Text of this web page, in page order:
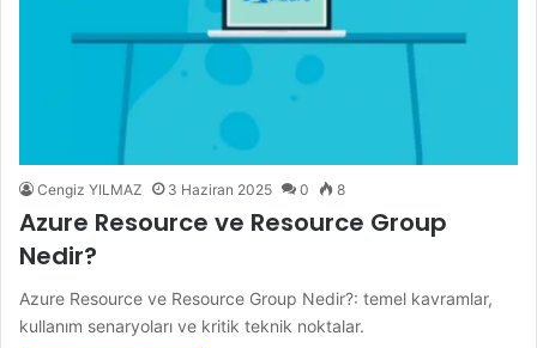
Cengiz YILMAZ 3 Haziran 2025 0 8
Azure Resource ve Resource Group
Nedir?
Azure Resource ve Resource Group Nedir?: temel kavramlar,
kullanım senaryoları ve kritik teknik noktalar.